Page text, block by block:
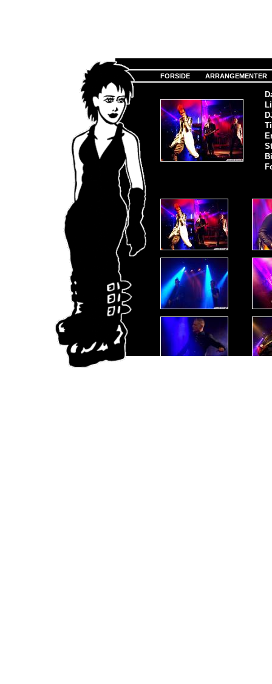
FORSIDE ARRANGEMENTER